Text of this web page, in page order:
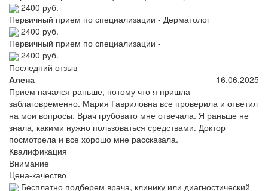
2400 руб.
Первичный прием по специализации - Дерматолог
2400 руб.
Первичный прием по специализации -
2400 руб.
Последний отзыв
Алена
16.06.2025
Прием начался раньше, потому что я пришла
заблаговременно. Мария Гавриловна все проверила и ответил
на мои вопросы. Врач грубовато мне отвечала. Я раньше не
знала, какими нужно пользоваться средствами. Доктор
посмотрела и все хорошо мне рассказала.
Квалификация
Внимание
Цена-качество
Бесплатно подберем врача, клинику или диагностический